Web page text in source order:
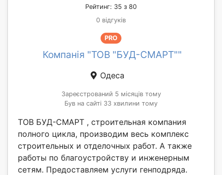
Рейтинг: 35 з 80
0 відгуків
PRO
Компанія "ТОВ "БУД-СМАРТ""
Одеса
Зареєстрований 5 місяців тому
Був на сайті 33 хвилини тому
ТОВ БУД-СМАРТ , строительная компания
полного цикла, производим весь комплекс
строительных и отделочных работ. А также
работы по благоустройству и инженерным
сетям. Предоставляем услуги генподряда.